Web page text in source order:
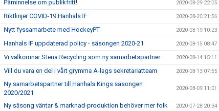
Påminnelse om publikfritt! 2020-08-29 22:05
Riktlinjer COVID-19 Hanhals IF 2020-08-20 21:56
Nytt fyssamarbete med HockeyPT 2020-08-19 10:23
Hanhals IF uppdaterad policy - säsongen 2020-21 2020-08-15 08:47
Vi välkomnar Stena Recycling som ny samarbetspartner 2020-08-14 15:11
Vill du vara en del i vårt grymma A-lags sekretariatteam 2020-08-13 07:55
Ny samarbetspartner till Hanhals Kings säsongen
2020/2021
2020-08-09 11:01
Ny säsong väntar & marknad-produktion behöver mer folk 2020-07-28 20:34